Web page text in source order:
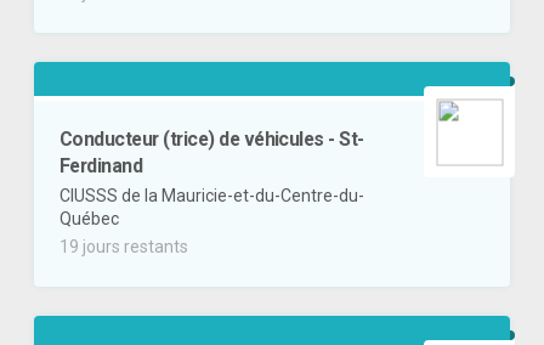
Conducteur (trice) de véhicules - St-
Ferdinand
CIUSSS de la Mauricie-et-du-Centre-du-
Québec
19 jours restants